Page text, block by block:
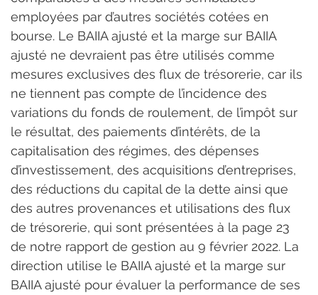
employées par d’autres sociétés cotées en
bourse. Le BAIIA ajusté et la marge sur BAIIA
ajusté ne devraient pas être utilisés comme
mesures exclusives des flux de trésorerie, car ils
ne tiennent pas compte de l’incidence des
variations du fonds de roulement, de l’impôt sur
le résultat, des paiements d’intérêts, de la
capitalisation des régimes, des dépenses
d’investissement, des acquisitions d’entreprises,
des réductions du capital de la dette ainsi que
des autres provenances et utilisations des flux
de trésorerie, qui sont présentées à la page 23
de notre rapport de gestion au 9 février 2022. La
direction utilise le BAIIA ajusté et la marge sur
BAIIA ajusté pour évaluer la performance de ses